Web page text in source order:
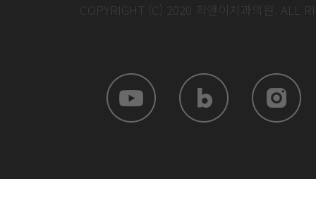
COPYRIGHT (C) 2020 최앤이치과의원. ALL